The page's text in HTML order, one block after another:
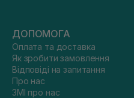
ДОПОМОГА
Оплата та доставка
Як зробити замовлення
Відповіді на запитання
Про нас
ЗМІ про нас